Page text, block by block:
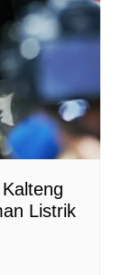
Listrik